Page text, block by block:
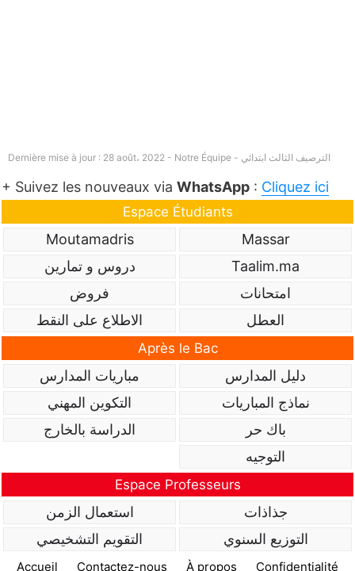
Dernière mise à jour : 28 août، 2022 - Notre Équipe - الترصيف الثالث ابتدائي
+ Suivez les nouveaux via WhatsApp : Cliquez ici
Espace Étudiants
Massar
Moutamadris
Taalim.ma
دروس و تمارين
امتحانات
فروض
العطل
الاطلاع على النقط
Après le Bac
دليل المدارس
مباريات المدارس
نماذج المباريات
التكوين المهني
باك حر
الدراسة بالخارج
التوجيه
Espace Professeurs
جذاذات
استعمال الزمن
التوزيع السنوي
التقويم التشخيصي
Accueil Contactez-nous À propos Confidentialité